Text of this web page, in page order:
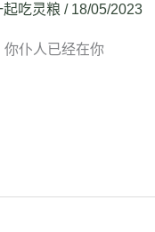
起吃灵粮 / 18/05/2023
你仆人已经在你